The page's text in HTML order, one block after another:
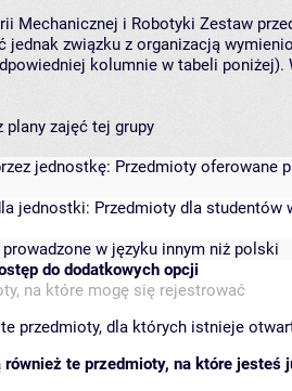
Mechanicznej i Robotyki Zestaw
jednak związku z organizacją
kolumnie w tabeli
plany zajęć tej grupy
jednostkę: Przedmioty oferowane
jednostki: Przedmioty dla studentów
w języku innym niż polski
do dodatkowych opcji
na które mogę się rejestrować
przedmioty, dla których istnieje
te przedmioty, na które jesteś